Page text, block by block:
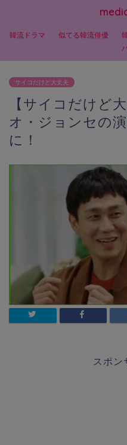
韓流ドラマ 似てる韓流俳優
サイコだけど大丈夫
【サイコだけど
オ・ジョンセの
に！
スポン